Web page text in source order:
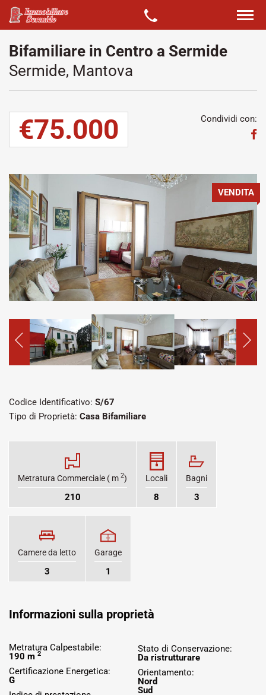
Bifamiliare in Centro a Sermide
Sermide, Mantova
€75.000 Condividi con:
VENDITA
Codice Identificativo: S/67
Tipo di Proprietà: Casa Bifamiliare
Metratura Commerciale ( m 2)
210
Locali
8
Bagni
3
Camere da letto
3
Garage
1
Informazioni sulla proprietà
Metratura Calpestabile:
190 m 2
Certificazione Energetica:
G
Stato di Conservazione:
Da ristrutturare
Orientamento:
Nord
Sud